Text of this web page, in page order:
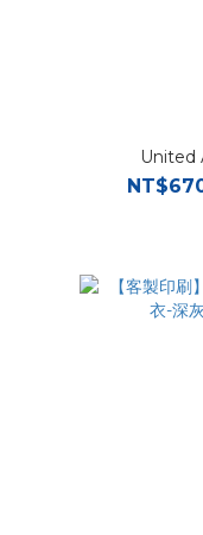
United